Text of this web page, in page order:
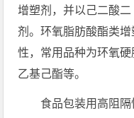
增塑剂，并以己二酸
剂。环氧脂肪酸酯类
性，常用品种为环氧
乙基己酯等。
食品包装用高阻